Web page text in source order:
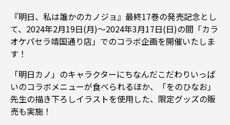
『明日、私は誰かのカノジョ』最終17巻の発売記念とし
て、2024年2月19日(月)〜2024年3月17日(日)の間「カラ
オケパセラ靖国通り店」でのコラボ企画を開催いたしま
す！
「明日カノ」のキャラクターにちなんだこだわりいっぱ
いのコラボメニューが食べられるほか、「をのひなお」
先生の描き下ろしイラストを使用した、限定グッズの販
売も実施！